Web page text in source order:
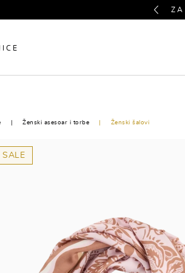
ZA
Previous
Ženski asesoar i torbe Ženski šalovi
SALE